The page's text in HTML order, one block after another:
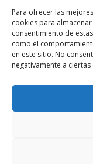
Para ofrecer las
cookies para
consentimiento de
como el
en este sitio. No
negativamente a